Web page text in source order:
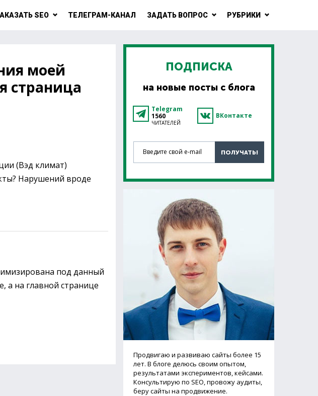
SEO ТЕЛЕГРАМ-КАНАЛ ЗАДАТЬ ВОПРОС РУБРИКИ
моей
страница
(Вэд климат)
Нарушений вроде
под данный
а на главной странице
ПОДПИСКА
на новые посты с блога
Telegram
1560
ЧИТАТЕЛЕЙ
ВКонтакте
Введите свой e-mail
ПОЛУЧАТЬ!
Продвигаю и развиваю сайты более 15
лет. В блоге делюсь своим опытом,
результатами экспериментов, кейсами.
Консультирую по SEO, провожу аудиты,
беру сайты на продвижение.